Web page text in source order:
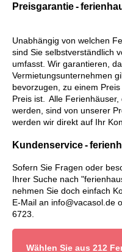
Preisgarantie -
Unabhängig von welchen
sind Sie selbstverständlich
umfasst. Wir garantieren,
Vermietungsunternehmen
bevorzugen, zu einem
Preis ist. Alle
werden, sind von unserer
werden wir direkt auf Ihr
Kundenservice -
Sofern Sie Fragen oder
Ihrer Suche nach
nehmen Sie doch einfach
E-Mail an info@vacasol.de
6723.
Wählen Sie aus 212